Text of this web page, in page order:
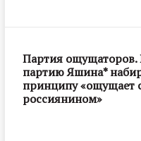
Партия ощущаторов.
партию Яшина*
принципу «ощущает
россиянином»